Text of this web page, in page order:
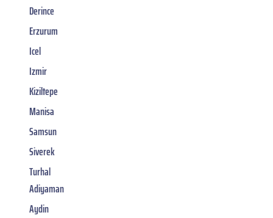
Derince
Erzurum
Icel
Izmir
Kiziltepe
Manisa
Samsun
Siverek
Turhal
Adiyaman
Aydin